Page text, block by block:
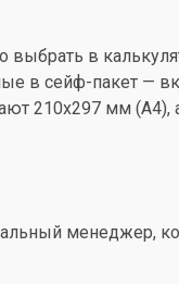
в
в сейф-пакет —
210x297 мм (А4),
менеджер,